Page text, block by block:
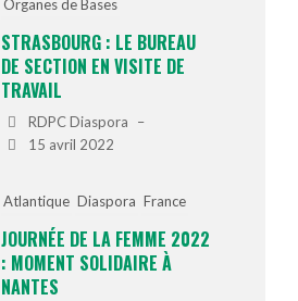
Organes de Bases
STRASBOURG : LE BUREAU
DE SECTION EN VISITE DE
TRAVAIL
RDPC Diaspora
–
15 avril 2022
Atlantique Diaspora France
JOURNÉE DE LA FEMME 2022
: MOMENT SOLIDAIRE À
NANTES